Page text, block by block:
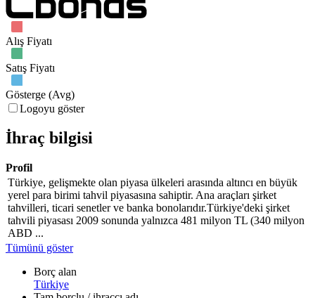
Alış Fiyatı
Satış Fiyatı
Gösterge (Avg)
Logoyu göster
İhraç bilgisi
Profil
Türkiye, gelişmekte olan piyasa ülkeleri arasında altıncı en büyük
yerel para birimi tahvil piyasasına sahiptir. Ana araçları şirket
tahvilleri, ticari senetler ve banka bonolarıdır.Türkiye'deki şirket
tahvili piyasası 2009 sonunda yalnızca 481 milyon TL (340 milyon
ABD ...
Tümünü göster
Borç alan
Türkiye